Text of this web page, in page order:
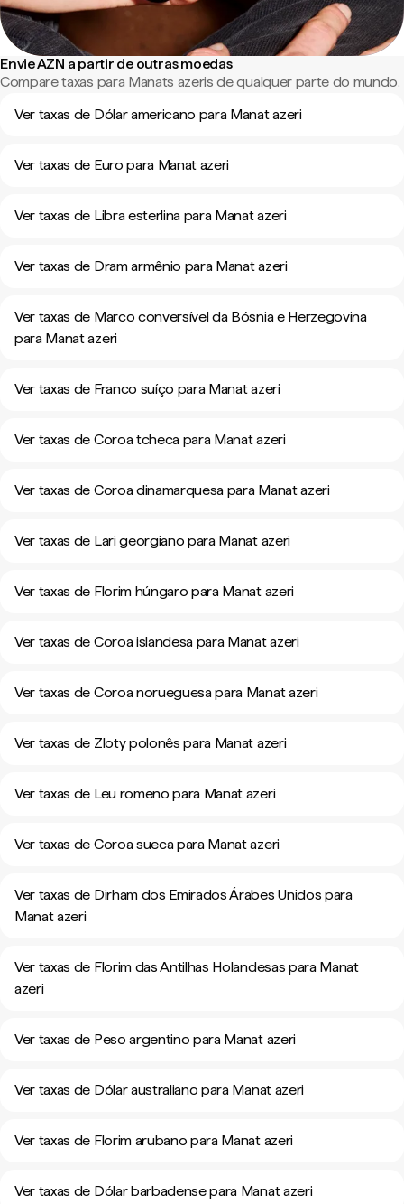
Envie AZN a partir de outras moedas
Compare taxas para Manats azeris de qualquer parte do mundo.
Ver taxas de Dólar americano para Manat azeri
Ver taxas de Euro para Manat azeri
Ver taxas de Libra esterlina para Manat azeri
Ver taxas de Dram armênio para Manat azeri
Ver taxas de Marco conversível da Bósnia e Herzegovina
para Manat azeri
Ver taxas de Franco suíço para Manat azeri
Ver taxas de Coroa tcheca para Manat azeri
Ver taxas de Coroa dinamarquesa para Manat azeri
Ver taxas de Lari georgiano para Manat azeri
Ver taxas de Florim húngaro para Manat azeri
Ver taxas de Coroa islandesa para Manat azeri
Ver taxas de Coroa norueguesa para Manat azeri
Ver taxas de Zloty polonês para Manat azeri
Ver taxas de Leu romeno para Manat azeri
Ver taxas de Coroa sueca para Manat azeri
Ver taxas de Dirham dos Emirados Árabes Unidos para
Manat azeri
Ver taxas de Florim das Antilhas Holandesas para Manat
azeri
Ver taxas de Peso argentino para Manat azeri
Ver taxas de Dólar australiano para Manat azeri
Ver taxas de Florim arubano para Manat azeri
Ver taxas de Dólar barbadense para Manat azeri